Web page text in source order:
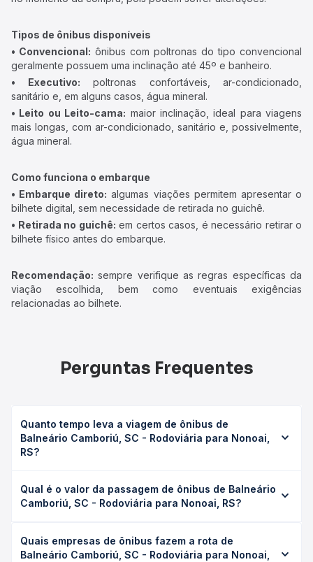
Tipos de ônibus disponíveis
• Convencional: ônibus com poltronas do tipo convencional
geralmente possuem uma inclinação até 45º e banheiro.
• Executivo: poltronas confortáveis, ar-condicionado,
sanitário e, em alguns casos, água mineral.
• Leito ou Leito-cama: maior inclinação, ideal para viagens
mais longas, com ar-condicionado, sanitário e, possivelmente,
água mineral.
Como funciona o embarque
• Embarque direto: algumas viações permitem apresentar o
bilhete digital, sem necessidade de retirada no guichê.
• Retirada no guichê: em certos casos, é necessário retirar o
bilhete físico antes do embarque.
Recomendação: sempre verifique as regras específicas da
viação escolhida, bem como eventuais exigências
relacionadas ao bilhete.
Perguntas Frequentes
Quanto tempo leva a viagem de ônibus de
Balneário Camboriú, SC - Rodoviária para Nonoai,
RS?
Rodoviária para Nonoai, RS leva em média 12h 30min,
podendo variar conforme a viação, o tipo de serviço
disponíveis e vê a duração exata de cada opção na data
Qual é o valor da passagem de ônibus de Balneário
Camboriú, SC - Rodoviária para Nonoai, RS?
SC - Rodoviária para Nonoai, RS custa em média R$ 214,23
e varia conforme a data da viagem, a empresa, o tipo de
Quais empresas de ônibus fazem a rota de
Balneário Camboriú, SC - Rodoviária para Nonoai,